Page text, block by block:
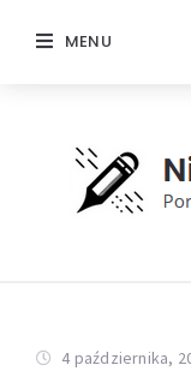
MENU
4 października,